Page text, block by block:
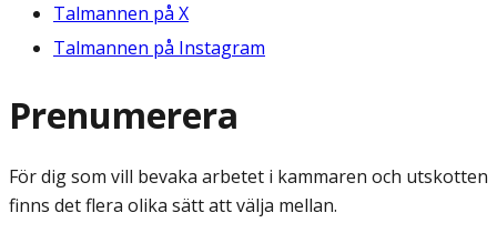
Talmannen på X
Talmannen på Instagram
Prenumerera
För dig som vill bevaka arbetet i kammaren och utskotten
finns det flera olika sätt att välja mellan.